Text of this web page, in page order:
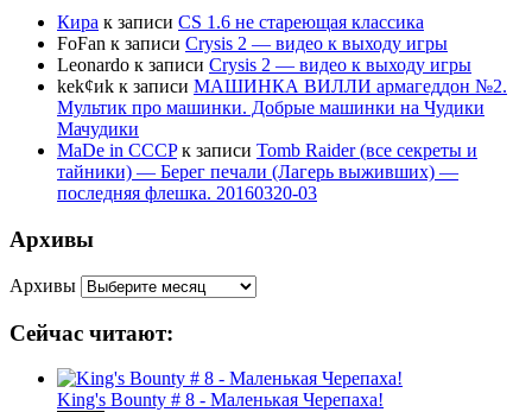
Кира к записи CS 1.6 не стареющая классика
FoFan к записи Crysis 2 — видео к выходу игры
Leonardo к записи Crysis 2 — видео к выходу игры
kek¢иk к записи МАШИНКА ВИЛЛИ армагеддон №2.
Мультик про машинки. Добрые машинки на Чудики
Мачудики
MaDe in CCCPк записи Tomb Raider (все секреты и
тайники) — Берег печали (Лагерь выживших) —
последняя флешка. 20160320-03
Архивы
Архивы
Сейчас читают:
King's Bounty # 8 - Маленькая Черепаха!